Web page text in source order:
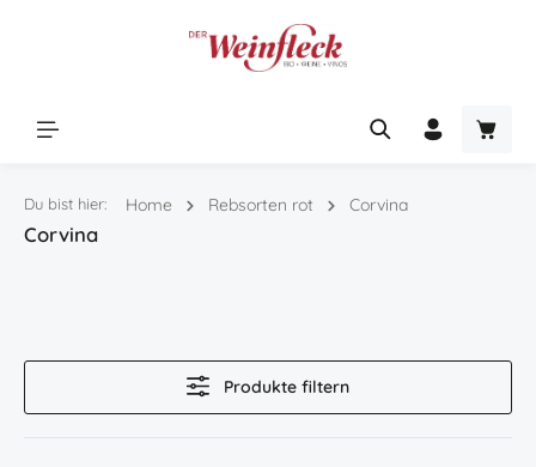
Du bist hier: Home Rebsorten rot Corvina
Corvina
Produkte filtern